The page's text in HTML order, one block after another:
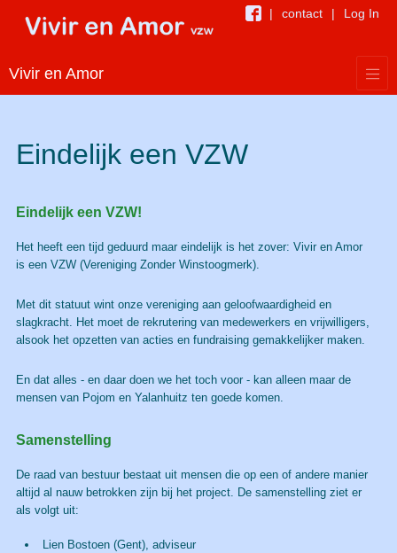
Log In
contact
Vivir en Amor
Eindelijk een VZW
Eindelijk een VZW!
Het heeft een tijd geduurd maar eindelijk is het zover: Vivir en Amor
is een VZW (Vereniging Zonder Winstoogmerk).
Met dit statuut wint onze vereniging aan geloofwaardigheid en
slagkracht. Het moet de rekrutering van medewerkers en vrijwilligers,
alsook het opzetten van acties en fundraising gemakkelijker maken.
En dat alles - en daar doen we het toch voor - kan alleen maar de
mensen van Pojom en Yalanhuitz ten goede komen.
Samenstelling
De raad van bestuur bestaat uit mensen die op een of andere manier
altijd al nauw betrokken zijn bij het project. De samenstelling ziet er
als volgt uit:
Lien Bostoen(Gent), adviseur